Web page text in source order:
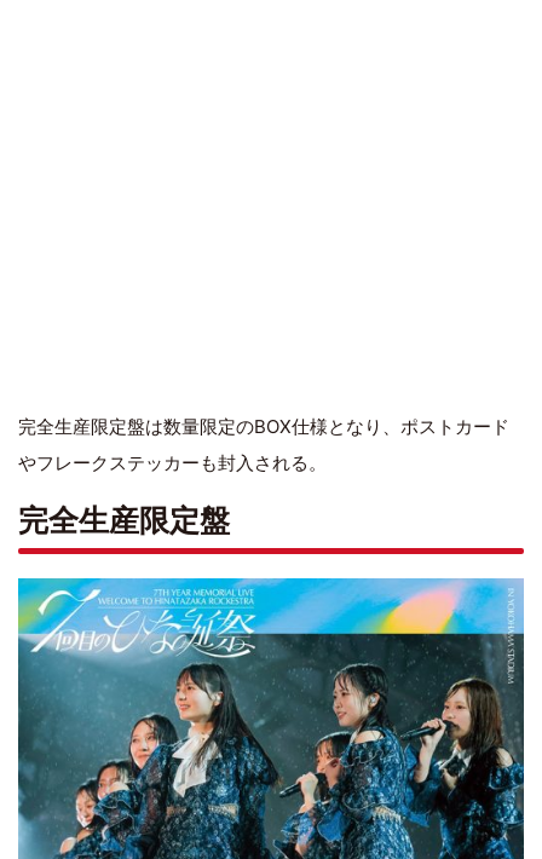
完全生産限定盤は数量限定のBOX仕様となり、ポストカード
やフレークステッカーも封入される。
完全生産限定盤